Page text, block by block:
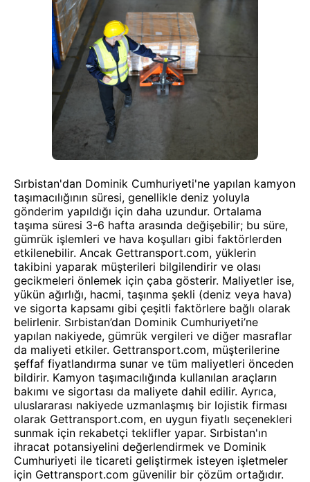
Sırbistan'dan Dominik Cumhuriyeti'ne yapılan kamyon
taşımacılığının süresi, genellikle deniz yoluyla
gönderim yapıldığı için daha uzundur. Ortalama
taşıma süresi 3-6 hafta arasında değişebilir; bu süre,
gümrük işlemleri ve hava koşulları gibi faktörlerden
etkilenebilir. Ancak Gettransport.com, yüklerin
takibini yaparak müşterileri bilgilendirir ve olası
gecikmeleri önlemek için çaba gösterir. Maliyetler ise,
yükün ağırlığı, hacmi, taşınma şekli (deniz veya hava)
ve sigorta kapsamı gibi çeşitli faktörlere bağlı olarak
belirlenir. Sırbistan’dan Dominik Cumhuriyeti’ne
yapılan nakiyede, gümrük vergileri ve diğer masraflar
da maliyeti etkiler. Gettransport.com, müşterilerine
şeffaf fiyatlandırma sunar ve tüm maliyetleri önceden
bildirir. Kamyon taşımacılığında kullanılan araçların
bakımı ve sigortası da maliyete dahil edilir. Ayrıca,
uluslararası nakiyede uzmanlaşmış bir lojistik firması
olarak Gettransport.com, en uygun fiyatlı seçenekleri
sunmak için rekabetçi teklifler yapar. Sırbistan'ın
ihracat potansiyelini değerlendirmek ve Dominik
Cumhuriyeti ile ticareti geliştirmek isteyen işletmeler
için Gettransport.com güvenilir bir çözüm ortağıdır.